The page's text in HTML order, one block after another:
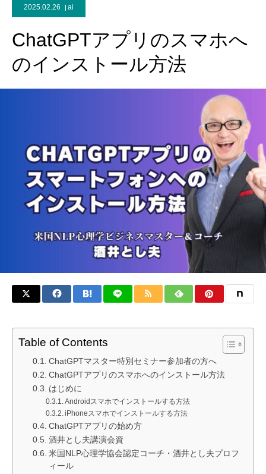
2025.02.26 ai
ChatGPTアプリのスマホへ
のインストール方法
Table of Contents
ChatGPTマスター特別セミナー参加者の方へ
ChatGPTアプリのスマホへのインストール方法
はじめに
Androidスマホでインストールする方法
iPhoneスマホでインストールする方法
ChatGPTアプリの始め方
酒井とし夫講演会資
米国NLP心理学協会認定コーチ・酒井とし夫プロフ
ィール